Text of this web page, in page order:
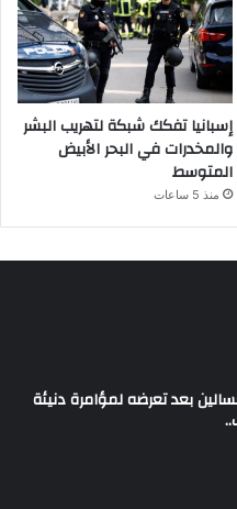
إسبانيا تفكك شبكة لتهريب البشر
والمخدرات في البحر الأبيض
المتوسط
منذ 5 ساعات
بعد تعرضه لمؤامرة دنيئة